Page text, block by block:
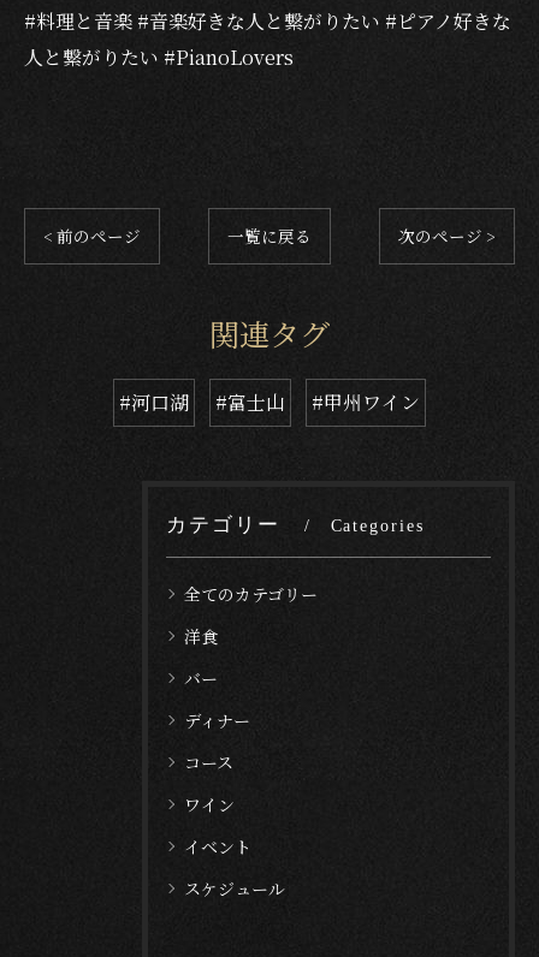
#料理と音楽 #音楽好きな人と繋がりたい #ピアノ好きな
人と繋がりたい #PianoLovers
< 前のページ 一覧に戻る 次のページ >
関連タグ
#河口湖 #富士山 #甲州ワイン
カテゴリー Categories
全てのカテゴリー
洋食
バー
ディナー
コース
ワイン
イベント
スケジュール